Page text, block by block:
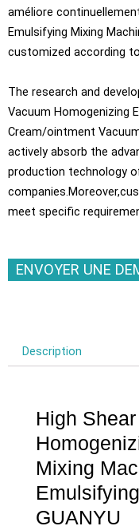
améliore
Emulsifying Mixing
customized according
The research and
Vacuum Homogenizing
Cream/ointment
actively absorb the
production technology
companies.Moreover,
meet specific
ENVOYER UNE
Description
High
Mixing
GUANYU